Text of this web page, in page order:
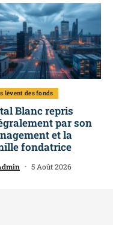
lèvent des fonds
Blanc repris
par son
et la
fondatrice
5 Août 2026